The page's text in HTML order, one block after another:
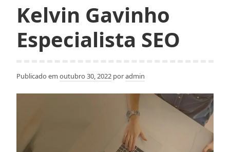
Kelvin Gavinho
Especialista SEO
Publicado em outubro 30, 2022 poradmin